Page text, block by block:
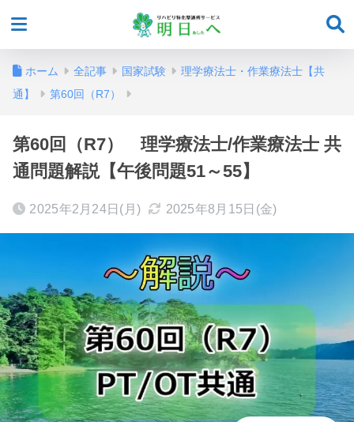
ホーム 全記事 国家試験
理学療法士・作業療法士【共
通】
第60回（R7）
第60回（R7） 理学療法士/作業療法士 共
通問題解説【午後問題51～55】
2025年2月24日(月) 2025年8月15日(金)